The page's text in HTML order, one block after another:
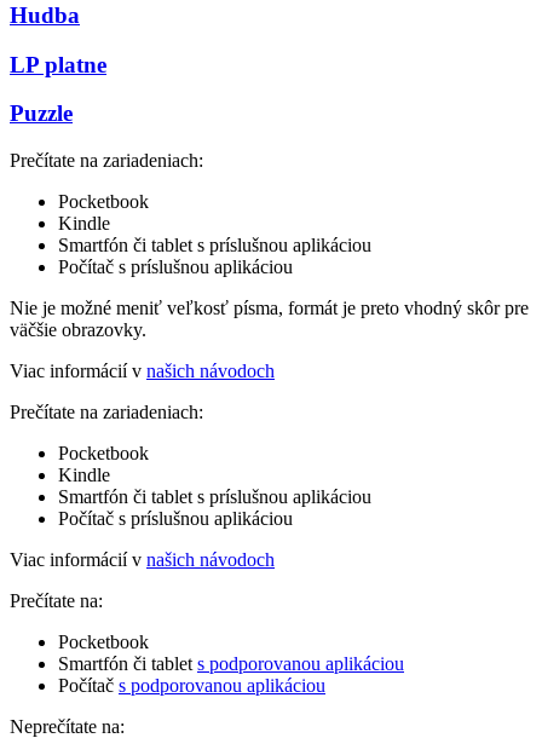
Hudba
LP platne
Puzzle
Prečítate na zariadeniach:
Pocketbook
Kindle
Smartfón či tablet s príslušnou aplikáciou
Počítač s príslušnou aplikáciou
Nie je možné meniť veľkosť písma, formát je preto vhodný skôr pre
väčšie obrazovky.
Viac informácií v našich návodoch
Prečítate na zariadeniach:
Pocketbook
Kindle
Smartfón či tablet s príslušnou aplikáciou
Počítač s príslušnou aplikáciou
Viac informácií v našich návodoch
Prečítate na:
Pocketbook
Smartfón či tablet s podporovanou aplikáciou
Počítač s podporovanou aplikáciou
Neprečítate na: